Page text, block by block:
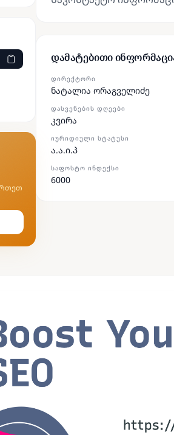
დამატებითი
ᲓᲘᲠᲔᲥᲢᲝᲠᲘ
ნატალია ორაგველიძე
ᲓᲐᲡᲕᲔᲜᲔᲑᲘᲡ ᲓᲦᲔᲔᲑᲘ
კვირა
ᲘᲣᲠᲘᲓᲘᲣᲚᲘ ᲡᲢᲐᲢᲣᲡᲘ
ა.ა.ი.პ
ᲡᲐᲤᲝᲡᲢᲝ ᲘᲜᲓᲔᲥᲡᲘ
6000